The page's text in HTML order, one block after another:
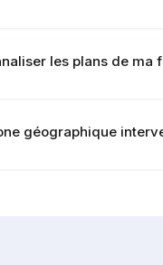
les plans de ma
géographique